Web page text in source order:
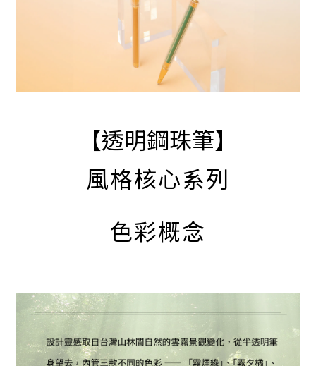
【透明鋼珠筆】
風格核心系列
色彩概念